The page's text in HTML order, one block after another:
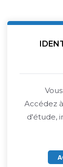
Accédez
d'étude,